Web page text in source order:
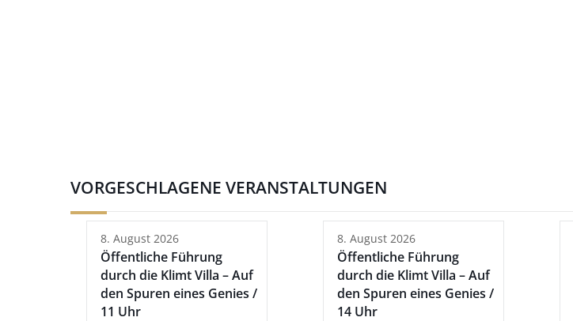
VORGESCHLAGENE VERANSTALTUNGEN
8. August 2026
Öffentliche Führung
durch die Klimt Villa – Auf
den Spuren eines Genies /
11 Uhr
8. August 2026
Öffentliche Führung
durch die Klimt Villa – Auf
den Spuren eines Genies /
14 Uhr